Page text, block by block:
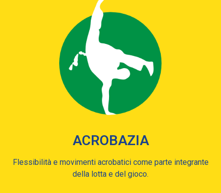
ACROBAZIA
Flessibilità e movimenti acrobatici come parte integrante
della lotta e del gioco.